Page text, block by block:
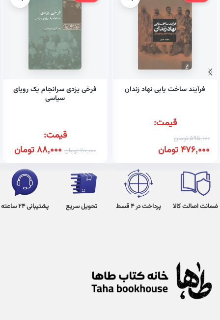
فرآیند ساخت یابی نهاد زندان
قیمت:
595,000تومان
476,000تومان
فرخی یزدی سرانجام یک رویای
سیاسی
قیمت:
110,000تومان 88,000تومان
ضمانت اصالت کالا پرداخت در 4 قسط تحویل سریع پشتیبانی 24 ساعته